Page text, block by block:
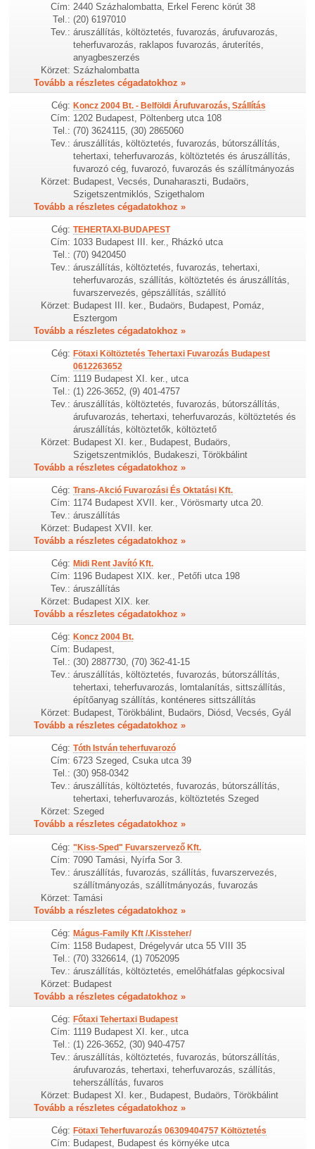
Cím: 2440 Százhalombatta, Erkel Ferenc körút 38
Tel.: (20) 6197010
Tev.: áruszállítás, költöztetés, fuvarozás, árufuvarozás,
teherfuvarozás, raklapos fuvarozás, áruterítés,
anyagbeszerzés
Körzet: Százhalombatta
Tovább a részletes cégadatokhoz »
Cég: Koncz 2004 Bt. - Belföldi Árufuvarozás, Szállítás
Cím: 1202 Budapest, Pöltenberg utca 108
Tel.: (70) 3624115, (30) 2865060
Tev.: áruszállítás, költöztetés, fuvarozás, bútorszállítás,
tehertaxi, teherfuvarozás, költöztetés és áruszállítás,
fuvarozó cég, fuvarozó, fuvarozás és szállítmányozás
Körzet: Budapest, Vecsés, Dunaharaszti, Budaörs,
Szigetszentmiklós, Szigethalom
Tovább a részletes cégadatokhoz »
Cég: TEHERTAXI-BUDAPEST
Cím: 1033 Budapest III. ker., Rházkó utca
Tel.: (70) 9420450
Tev.: áruszállítás, költöztetés, fuvarozás, tehertaxi,
teherfuvarozás, szállítás, költöztetés és áruszállítás,
fuvarszervezés, gépszállítás, szállító
Körzet: Budapest III. ker., Budaörs, Budapest, Pomáz,
Esztergom
Tovább a részletes cégadatokhoz »
Cég: Fötaxi Költöztetés Tehertaxi Fuvarozás Budapest
0612263652
Cím: 1119 Budapest XI. ker., utca
Tel.: (1) 226-3652, (9) 401-4757
Tev.: áruszállítás, költöztetés, fuvarozás, bútorszállítás,
árufuvarozás, tehertaxi, teherfuvarozás, költöztetés és
áruszállítás, költöztetők, költöztető
Körzet: Budapest XI. ker., Budapest, Budaörs,
Szigetszentmiklós, Budakeszi, Törökbálint
Tovább a részletes cégadatokhoz »
Cég: Trans-Akció Fuvarozási És Oktatási Kft.
Cím: 1174 Budapest XVII. ker., Vörösmarty utca 20.
Tev.: áruszállítás
Körzet: Budapest XVII. ker.
Tovább a részletes cégadatokhoz »
Cég: Midi Rent Javító Kft.
Cím: 1196 Budapest XIX. ker., Petőfi utca 198
Tev.: áruszállítás
Körzet: Budapest XIX. ker.
Tovább a részletes cégadatokhoz »
Cég: Koncz 2004 Bt.
Cím: Budapest,
Tel.: (30) 2887730, (70) 362-41-15
Tev.: áruszállítás, költöztetés, fuvarozás, bútorszállítás,
tehertaxi, teherfuvarozás, lomtalanítás, sittszállítás,
építőanyag szállítás, konténeres sittszállítás
Körzet: Budapest, Törökbálint, Budaörs, Diósd, Vecsés, Gyál
Tovább a részletes cégadatokhoz »
Cég: Tóth István teherfuvarozó
Cím: 6723 Szeged, Csuka utca 39
Tel.: (30) 958-0342
Tev.: áruszállítás, költöztetés, fuvarozás, bútorszállítás,
tehertaxi, teherfuvarozás, költöztetés Szeged
Körzet: Szeged
Tovább a részletes cégadatokhoz »
Cég: "Kiss-Sped" Fuvarszervező Kft.
Cím: 7090 Tamási, Nyírfa Sor 3.
Tev.: áruszállítás, fuvarozás, szállítás, fuvarszervezés,
szállítmányozás, szállítmányozás, fuvarozás
Körzet: Tamási
Tovább a részletes cégadatokhoz »
Cég: Mágus-Family Kft /.Kissteher/
Cím: 1158 Budapest, Drégelyvár utca 55 VIII 35
Tel.: (70) 3326614, (1) 7052095
Tev.: áruszállítás, költöztetés, emelőhátfalas gépkocsival
Körzet: Budapest
Tovább a részletes cégadatokhoz »
Cég: Főtaxi Tehertaxi Budapest
Cím: 1119 Budapest XI. ker., utca
Tel.: (1) 226-3652, (30) 940-4757
Tev.: áruszállítás, költöztetés, fuvarozás, bútorszállítás,
árufuvarozás, tehertaxi, teherfuvarozás, szállítás,
teherszállítás, fuvaros
Körzet: Budapest XI. ker., Budapest, Budaörs, Törökbálint
Tovább a részletes cégadatokhoz »
Cég: Fötaxi Teherfuvarozás 06309404757 Költöztetés
Cím: Budapest, Budapest és környéke utca